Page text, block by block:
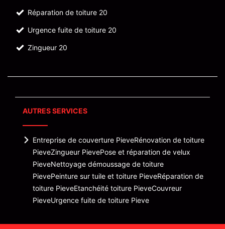
Réparation de toiture 20
Urgence fuite de toiture 20
Zingueur 20
AUTRES SERVICES
Entreprise de couverture PieveRénovation de toiture
PieveZingueur PievePose et réparation de velux
PieveNettoyage démoussage de toiture
PievePeinture sur tuile et toiture PieveRéparation de
toiture PieveEtanchéité toiture PieveCouvreur
PieveUrgence fuite de toiture Pieve